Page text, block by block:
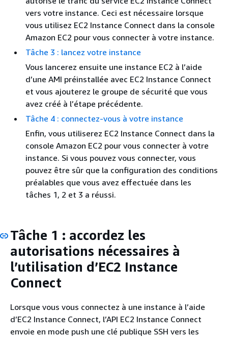
vers votre instance. Ceci est nécessaire lorsque
vous utilisez EC2 Instance Connect dans la console
Amazon EC2 pour vous connecter à votre instance.
Tâche 3 : lancez votre instance
Vous lancerez ensuite une instance EC2 à l’aide
d’une AMI préinstallée avec EC2 Instance Connect
et vous ajouterez le groupe de sécurité que vous
avez créé à l’étape précédente.
Tâche 4 : connectez-vous à votre instance
Enfin, vous utiliserez EC2 Instance Connect dans la
console Amazon EC2 pour vous connecter à votre
instance. Si vous pouvez vous connecter, vous
pouvez être sûr que la configuration des conditions
préalables que vous avez effectuée dans les
tâches 1, 2 et 3 a réussi.
Tâche 1 : accordez les
autorisations nécessaires à
l’utilisation d’EC2 Instance
Connect
Lorsque vous vous connectez à une instance à l’aide
d’EC2 Instance Connect, l’API EC2 Instance Connect
envoie en mode push une clé publique SSH vers les